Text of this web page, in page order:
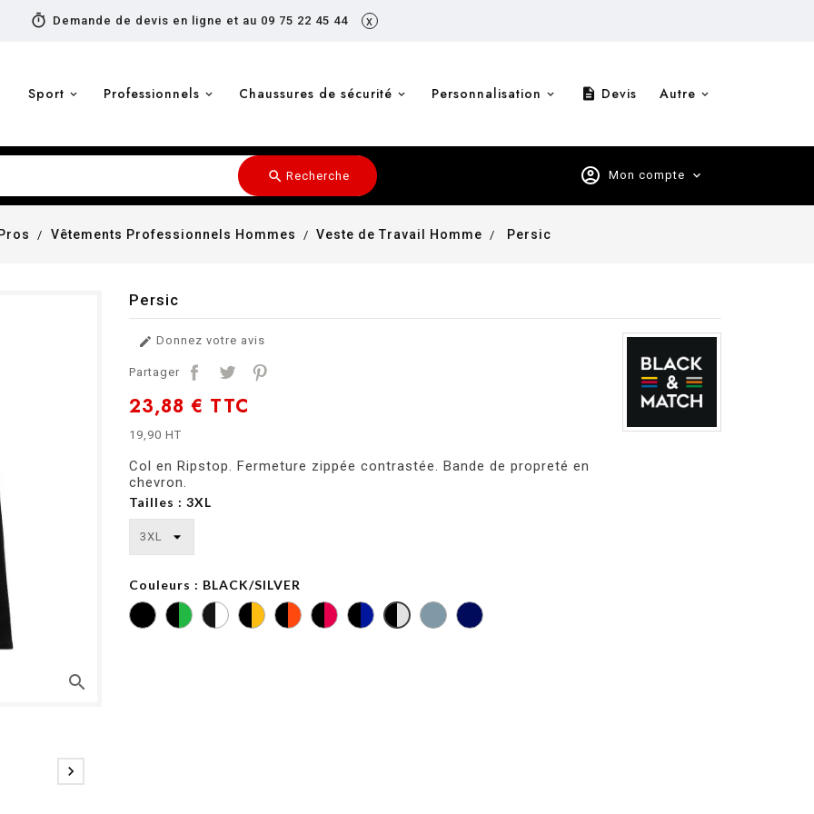
timer Demande de devis en ligne et au 09 75 22 45 44 x
Sport Professionnels Chaussures de sécurité Personnalisation description Devis Autre
account_circle Mon compte expand_more
search Recherche
Vêtements Professionnels Hommes Veste de Travail Homme Persic
search

Persic
 Donnez votre avis
Partager
23,88 € TTC
19,90 HT
Col en Ripstop. Fermeture zippée contrastée. Bande de propreté en
chevron.
Tailles : 3XL
Couleurs : BLACK/SILVER